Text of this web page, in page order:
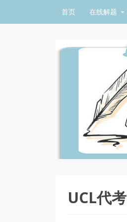
首页 在线解题
UCL代考